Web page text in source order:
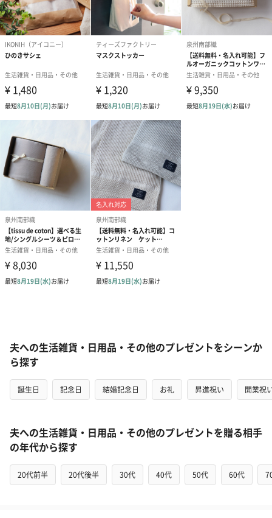
夫への生活雑貨・日用品・その他のプレゼントをシーンか
ら探す
誕生日 記念日 結婚記念日 お礼 昇進祝い 開業祝
夫への生活雑貨・日用品・その他のプレゼントを贈る相手
の年代から探す
20代前半 20代後半 30代 40代 50代 60代